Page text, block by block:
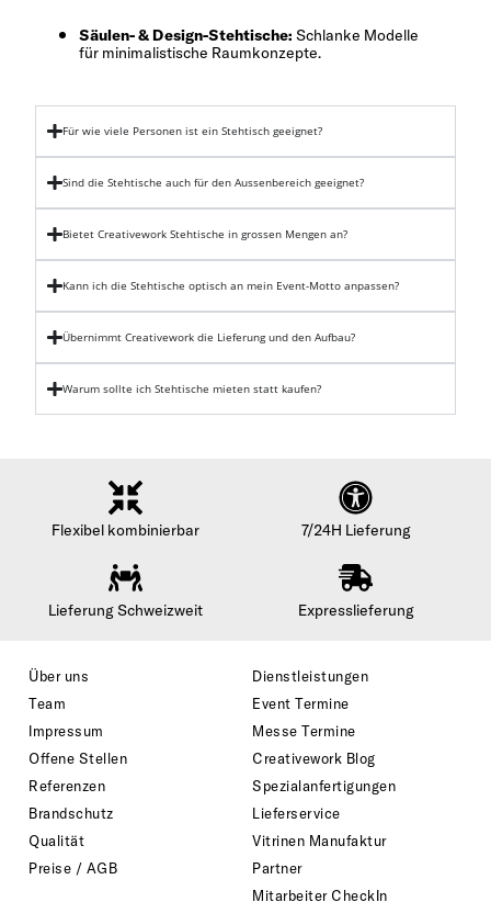
Säulen- & Design-Stehtische: Schlanke Modelle
für minimalistische Raumkonzepte.
Für wie viele Personen ist ein Stehtisch geeignet?
Sind die Stehtische auch für den Aussenbereich geeignet?
Bietet Creativework Stehtische in grossen Mengen an?
Kann ich die Stehtische optisch an mein Event-Motto anpassen?
Übernimmt Creativework die Lieferung und den Aufbau?
Warum sollte ich Stehtische mieten statt kaufen?
Flexibel kombinierbar 7/24H Lieferung
Lieferung Schweizweit Expresslieferung
Über uns
Team
Impressum
Offene Stellen
Dienstleistungen
Event Termine
Messe Termine
Creativework Blog
Referenzen
Brandschutz
Qualität
Preise / AGB
Spezialanfertigungen
Lieferservice
Vitrinen Manufaktur
Partner
Mitarbeiter CheckIn